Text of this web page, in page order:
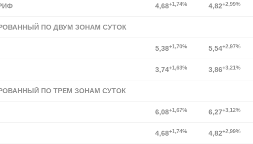
4,68+1,74% 4,82+2,99%
ПО ДВУМ ЗОНАМ СУТОК
5,38+1,70% 5,54+2,97%
3,74+1,63% 3,86+3,21%
ПО ТРЕМ ЗОНАМ СУТОК
6,08+1,67% 6,27+3,12%
4,68+1,74% 4,82+2,99%